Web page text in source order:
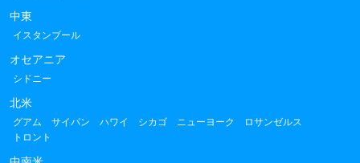
中東
イスタンブール
オセアニア
シドニー
北米
グアム サイパン ハワイ シカゴ ニューヨーク
ロサンゼルス
トロント